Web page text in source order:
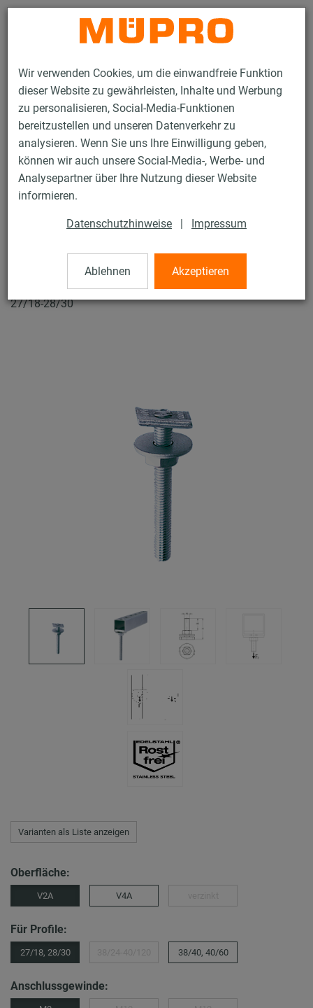
Wir verwenden Cookies, um die einwandfreie Funktion
dieser Website zu gewährleisten, Inhalte und Werbung
zu personalisieren, Social-Media-Funktionen
bereitzustellen und unseren Datenverkehr zu
analysieren. Wenn Sie uns Ihre Einwilligung geben,
können wir auch unsere Social-Media-, Werbe- und
Analysepartner über Ihre Nutzung dieser Website
informieren.
Datenschutzhinweise | Impressum
Ablehnen Akzeptieren
Kontakt
Produkte Befestigungstechnik
Installationsschienen
MPC-Hammerkopfbefestiger
MPC-Hammerkopfbefestiger
V2A MPC-Hammerkopfbefestiger, M8 x 25 mm für Profile
27/18-28/30
Varianten als Liste anzeigen
Oberfläche:
V2A V4A
Für Profile:
27/18, 28/30 38/40, 40/60
Anschlussgewinde: